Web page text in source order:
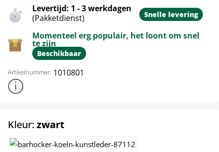
Levertijd: 1 - 3 werkdagen
(Pakketdienst)
Snelle levering
Momenteel erg populair, het loont om snel
te zijn
Beschikbaar
Artikelnummer: 1010801
Toon meer productinformatie
Kleur: zwart